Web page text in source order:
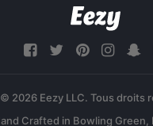
© 2026 Eezy LLC. Tous droits